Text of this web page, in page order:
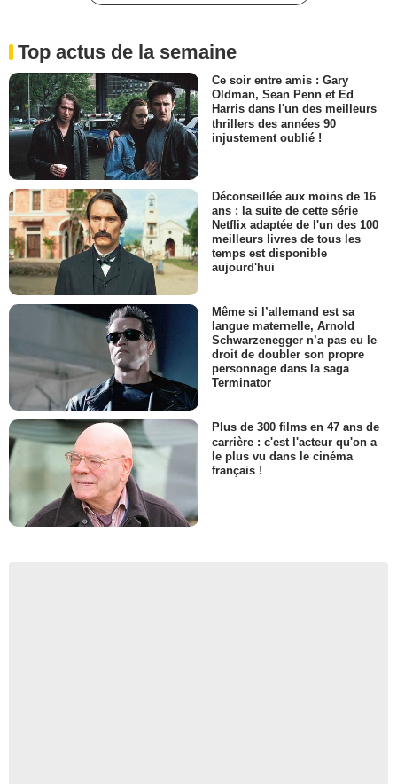
Top actus de la semaine
Ce soir entre amis : Gary
Oldman, Sean Penn et Ed
Harris dans l'un des meilleurs
thrillers des années 90
injustement oublié !
Déconseillée aux moins de 16
ans : la suite de cette série
Netflix adaptée de l'un des 100
meilleurs livres de tous les
temps est disponible
aujourd'hui
Même si l’allemand est sa
langue maternelle, Arnold
Schwarzenegger n’a pas eu le
droit de doubler son propre
personnage dans la saga
Terminator
Plus de 300 films en 47 ans de
carrière : c'est l'acteur qu'on a
le plus vu dans le cinéma
français !